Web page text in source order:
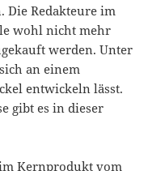
Die Redakteure im
wohl nicht mehr
werden. Unter
an einem
entwickeln lässt.
gibt es in dieser
Kernprodukt vom